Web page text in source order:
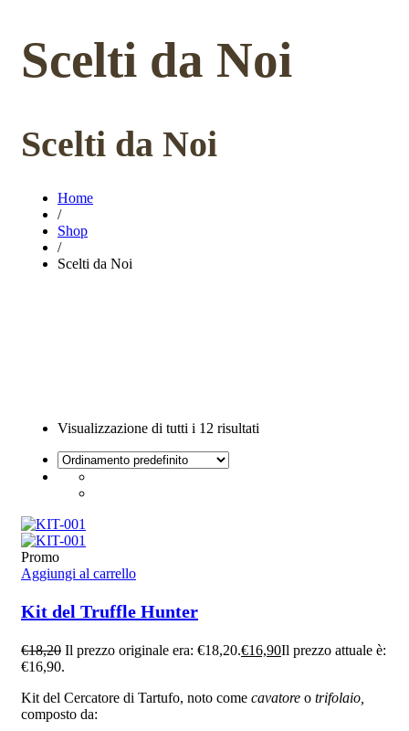
Scelti da Noi
Scelti da Noi
Home
/
Shop
/
Scelti da Noi
Visualizzazione di tutti i 12 risultati
Promo
Aggiungi al carrello
Kit del Truffle Hunter
€18,20 Il prezzo originale era: €18,20.€16,90Il prezzo attuale è:
€16,90.
Kit del Cercatore di Tartufo, noto come cavatore o trifolaio,
composto da: